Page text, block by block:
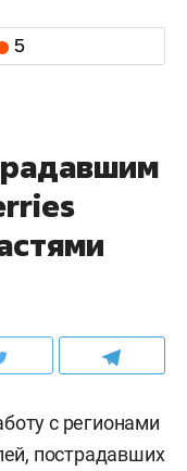
5
с регионами
пострадавших